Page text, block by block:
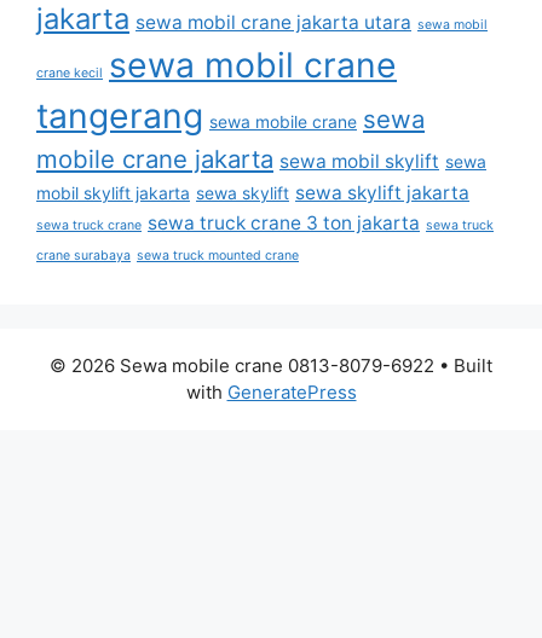
jakarta sewa mobil crane jakarta utara sewa mobil
crane kecil sewa mobil crane
tangerang sewa mobile crane sewa
mobile crane jakarta sewa mobil skylift sewa
mobil skylift jakarta sewa skylift sewa skylift jakarta
sewa truck crane sewa truck crane 3 ton jakarta sewa truck
crane surabaya sewa truck mounted crane
© 2026 Sewa mobile crane 0813-8079-6922 • Built
with GeneratePress